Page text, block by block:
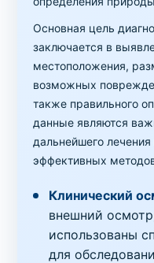
Основная цель
заключается в
местоположения,
возможных
также правильного
данные являются
дальнейшего
эффективных
Клинический
внешний
использованы
для